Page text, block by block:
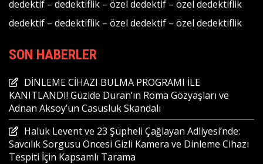
dedektif – dedektiflik – özel dedektif – özel dedektiflik
dedektif – dedektiflik – özel dedektif – özel dedektiflik
SON HABERLER
DİNLEME CİHAZI BULMA PROGRAMI İLE
KANITLANDI! Güzide Duran’ın Roma Gözyaşları ve
Adnan Aksoy’un Casusluk Skandalı
Haluk Levent ve 23 Şüpheli Çağlayan Adliyesi’nde:
Savcılık Sorgusu Öncesi Gizli Kamera ve Dinleme Cihazı
Tespiti İçin Kapsamlı Tarama